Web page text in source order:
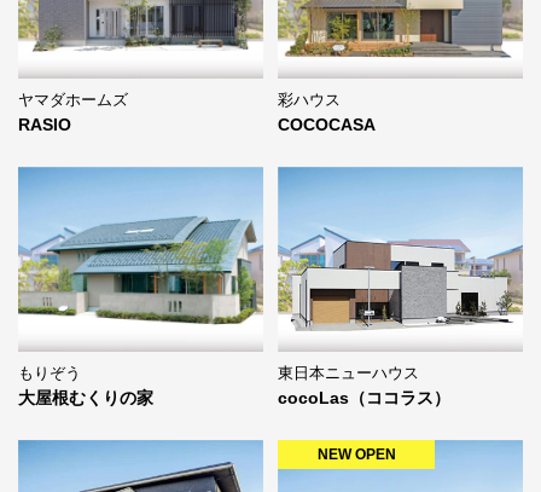
ヤマダホームズ
RASIO
彩ハウス
COCOCASA
もりぞう
大屋根むくりの家
東日本ニューハウス
cocoLas（ココラス）
NEW OPEN